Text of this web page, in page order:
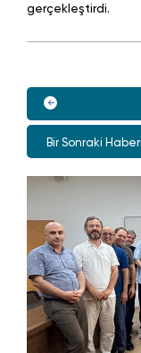
gerçekleştirdi.
Bir Sonraki